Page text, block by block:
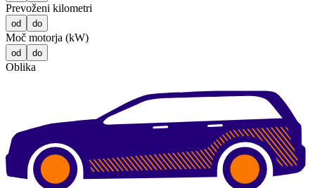
Prevoženi kilometri
od do
Moč motorja (kW)
od do
Oblika